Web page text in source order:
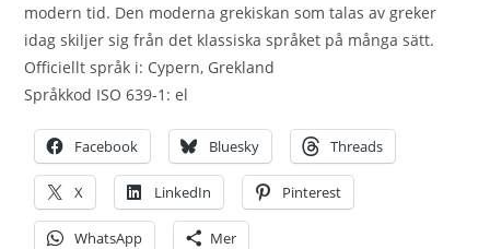
modern tid. Den moderna grekiskan som talas av greker
idag skiljer sig från det klassiska språket på många sätt.
Officiellt språk i: Cypern, Grekland
Språkkod ISO 639-1: el
Facebook Bluesky Threads
X LinkedIn Pinterest
WhatsApp Mer